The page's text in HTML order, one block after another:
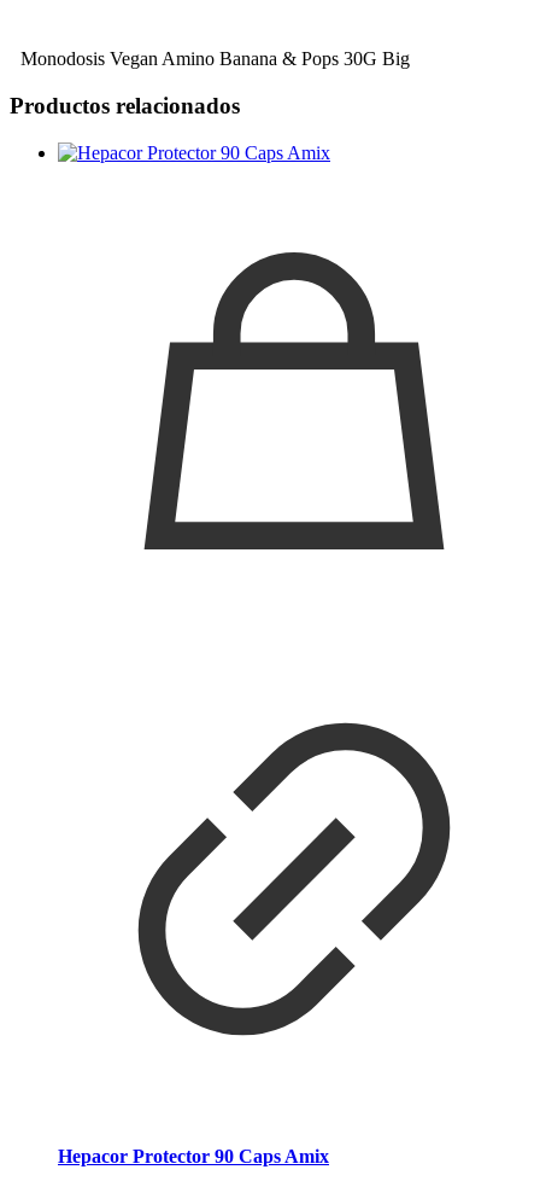
Monodosis Vegan Amino Banana & Pops 30G Big
Productos relacionados
Hepacor Protector 90 Caps Amix